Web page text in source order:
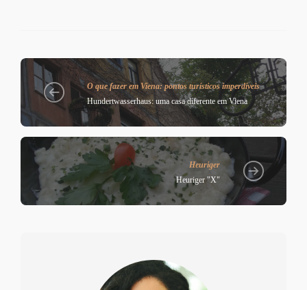
O que fazer em Viena: pontos turísticos imperdíveis
Hundertwasserhaus: uma casa diferente em Viena
Heuriger
Heuriger "X"